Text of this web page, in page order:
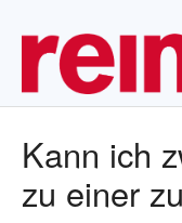
Kann ich
zu einer